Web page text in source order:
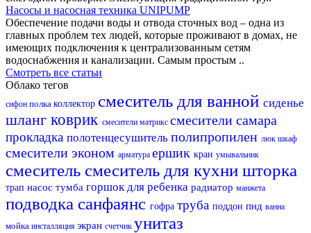
Насосы и насосная техника UNIPUMP
Обеспечение подачи воды и отвода сточных вод – одна из
главных проблем тех людей, которые проживают в домах, не
имеющих подключения к централизованным сетям
водоснабжения и канализации. Самым простым ..
Смотреть все статьи
Облако тегов
сифон полка коллектор смеситель для ванной сиденье
шланг коврик смесители матрикс смесители самара
прокладка полотенцесушитель полипропилен люк шкаф
смесители эконом арматура ершик кран умывальник
смеситель смеситель для кухни шторка
трап насос тумба горшок для ребенка радиатор манжета
подводка санфаянс гофра труба поддон пнд ванна
мойка инсталляция экран счетчик унитаз